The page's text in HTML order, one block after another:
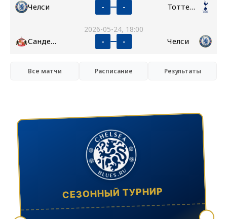
Челси - - Тоттенхэм
2026-05-24, 18:00
Сандерленд - - Челси
Все матчи Расписание Результаты
СЕЗОННЫЙ ТУРНИР